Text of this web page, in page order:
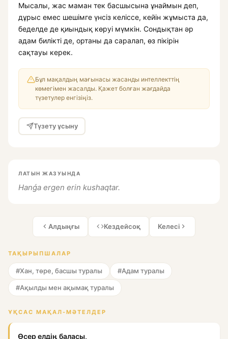
Мысалы, жас маман тек басшысына ұнаймын деп,
дұрыс емес шешімге үнсіз келіссе, кейін жұмыста да,
беделде де қиындық көруі мүмкін. Сондықтан әр
адам билікті де, ортаны да саралап, өз пікірін
сақтауы керек.
Бұл мақалдың мағынасы жасанды интеллекттің
көмегімен жасалды. Қажет болған жағдайда
түзетулер енгізіңіз.
Түзету ұсыну
ЛАТЫН ЖАЗУЫНДА
Hanǵa ergen erin kushaqtar.
Алдыңғы Кездейсоқ Келесі
ТАҚЫРЫПШАЛАР
#Хан, төре, басшы туралы #Адам туралы
#Ақылды мен ақымақ туралы
ҰҚСАС МАҚАЛ-МӘТЕЛДЕР
Өсер елдің баласы,